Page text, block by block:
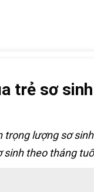
trẻ sơ
trọng lượng sơ
sinh theo tháng